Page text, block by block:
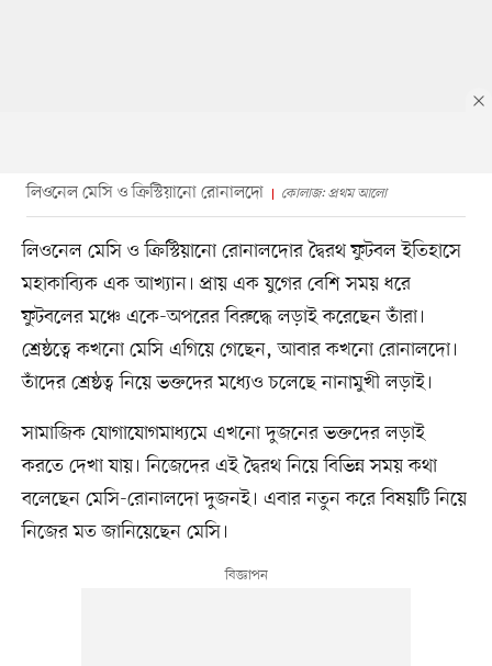
লিওনেল মেসি ও ক্রিস্টিয়ানো রোনালদো কোলাজ: প্রথম আলো
লিওনেল মেসি ও ক্রিস্টিয়ানো রোনালদোর দ্বৈরথ ফুটবল ইতিহাসে
মহাকাব্যিক এক আখ্যান। প্রায় এক যুগের বেশি সময় ধরে
ফুটবলের মঞ্চে একে-অপরের বিরুদ্ধে লড়াই করেছেন তাঁরা।
শ্রেষ্ঠত্বে কখনো মেসি এগিয়ে গেছেন, আবার কখনো রোনালদো।
তাঁদের শ্রেষ্ঠত্ব নিয়ে ভক্তদের মধ্যেও চলেছে নানামুখী লড়াই।
সামাজিক যোগাযোগমাধ্যমে এখনো দুজনের ভক্তদের লড়াই
করতে দেখা যায়। নিজেদের এই দ্বৈরথ নিয়ে বিভিন্ন সময় কথা
বলেছেন মেসি-রোনালদো দুজনই। এবার নতুন করে বিষয়টি নিয়ে
নিজের মত জানিয়েছেন মেসি।